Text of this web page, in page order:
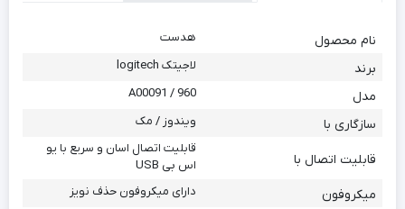
نام محصول هدست
برند لاجیتک logitech
مدل 960 / A00091
سازگاری با ویندوز / مک
قابلیت اتصال با
قابلیت اتصال اسان و سریع با یو
اس بی USB
میکروفون دارای میکروفون حذف نویز